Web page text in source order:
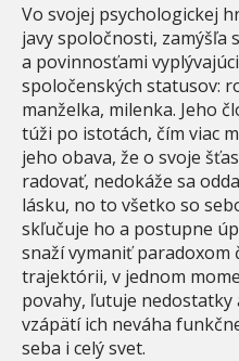
Vo svojej psychologickej
javy spoločnosti, zamýšľa
a povinnosťami
spoločenských statusov:
manželka, milenka. Jeho
túži po istotách, čím viac
jeho obava, že o svoje
radovať, nedokáže sa
lásku, no to všetko so
skľučuje ho a postupne
snaží vymaniť paradoxom
trajektórii, v jednom
povahy, ľutuje nedostatky
vzápätí ich neváha
seba i celý svet.